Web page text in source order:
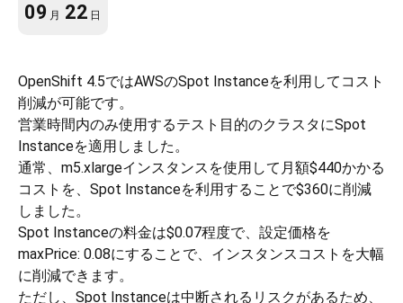
09 月 22 日
OpenShift 4.5ではAWSのSpot Instanceを利用してコスト
削減が可能です。
営業時間内のみ使用するテスト目的のクラスタにSpot
Instanceを適用しました。
通常、m5.xlargeインスタンスを使用して月額$440かかる
コストを、Spot Instanceを利用することで$360に削減
しました。
Spot Instanceの料金は$0.07程度で、設定価格を
maxPrice: 0.08にすることで、インスタンスコストを大幅
に削減できます。
ただし、Spot Instanceは中断されるリスクがあるため、